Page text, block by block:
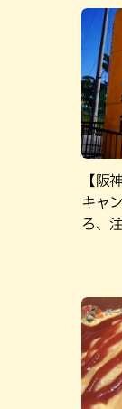
【阪
キャ
ろ、